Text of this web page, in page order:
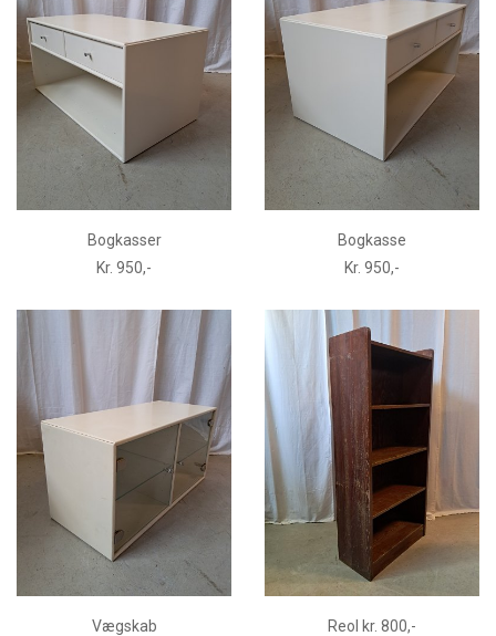
Bogkasser
Kr. 950,-
Bogkasse
Kr. 950,-
Vægskab Reol kr. 800,-